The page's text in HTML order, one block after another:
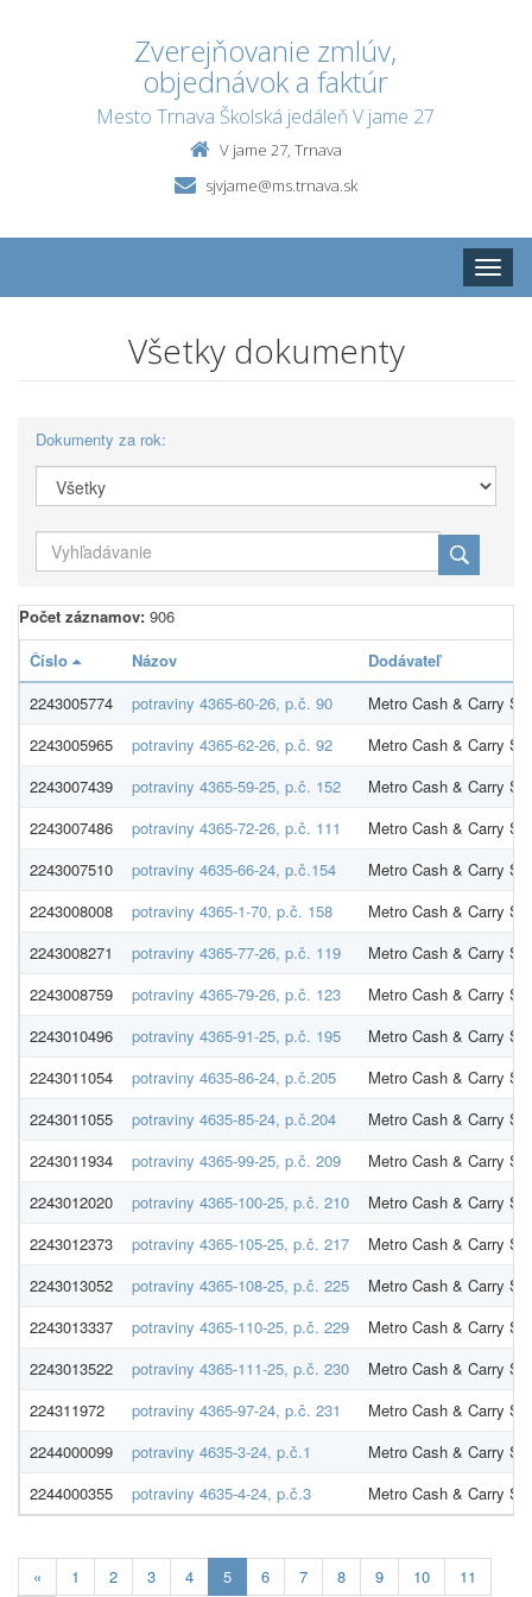
Zverejňovanie zmlúv,
objednávok a faktúr
Mesto Trnava Školská jedáleň V jame 27
V jame 27, Trnava
sjvjame@ms.trnava.sk
Toggle
Všetky dokumenty
Dokumenty za rok:
Počet záznamov: 906
Číslo
Názov
Dodávateľ
2243005774
potraviny 4365-60-26, p.č. 90
Metro Cash & Carry
2243005965
potraviny 4365-62-26, p.č. 92
Metro Cash & Carry
2243007439
potraviny 4365-59-25, p.č. 152
Metro Cash & Carry
2243007486
potraviny 4365-72-26, p.č. 111
Metro Cash & Carry
2243007510
potraviny 4635-66-24, p.č.154
Metro Cash & Carry
2243008008
potraviny 4365-1-70, p.č. 158
Metro Cash & Carry
2243008271
potraviny 4365-77-26, p.č. 119
Metro Cash & Carry
2243008759
potraviny 4365-79-26, p.č. 123
Metro Cash & Carry
2243010496
potraviny 4365-91-25, p.č. 195
Metro Cash & Carry
2243011054
potraviny 4635-86-24, p.č.205
Metro Cash & Carry
2243011055
potraviny 4635-85-24, p.č.204
Metro Cash & Carry
2243011934
potraviny 4365-99-25, p.č. 209
Metro Cash & Carry
2243012020
potraviny 4365-100-25, p.č. 210
Metro Cash & Carry
2243012373
potraviny 4365-105-25, p.č. 217
Metro Cash & Carry
2243013052
potraviny 4365-108-25, p.č. 225
Metro Cash & Carry
2243013337
potraviny 4365-110-25, p.č. 229
Metro Cash & Carry
2243013522
potraviny 4365-111-25, p.č. 230
Metro Cash & Carry
224311972
potraviny 4365-97-24, p.č. 231
Metro Cash & Carry
2244000099
potraviny 4635-3-24, p.č.1
Metro Cash & Carry
2244000355
potraviny 4635-4-24, p.č.3 Metro Cash & Carry
« 1 2 3 4 5Aktuálna
6 7 8 9 10 11